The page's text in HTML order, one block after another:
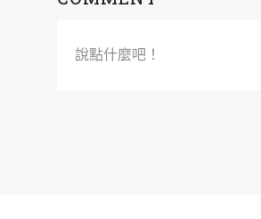
說點什麼吧！